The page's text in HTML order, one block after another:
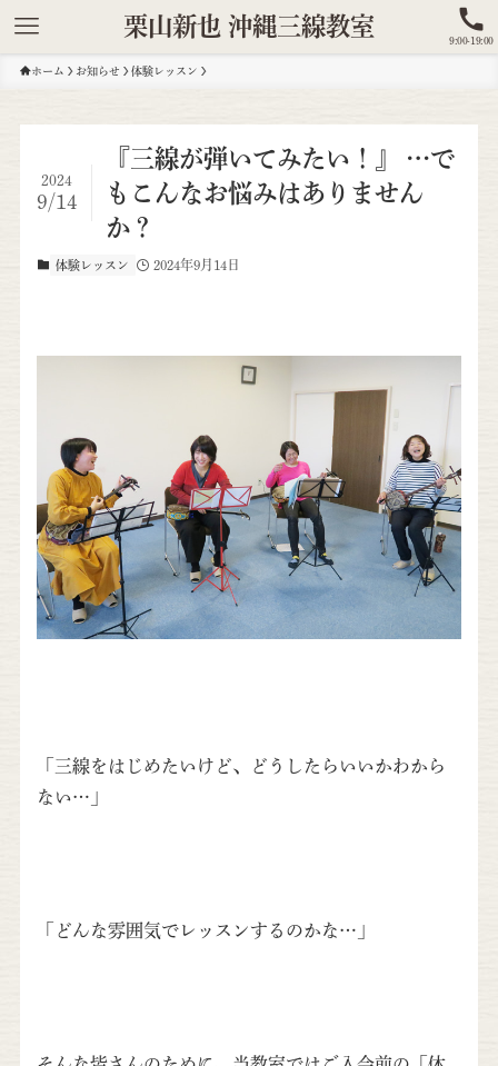
栗山新也 沖縄三線教室
9:00-19:00
ホーム お知らせ 体験レッスン
『三線が弾いてみたい！』 …で
もこんなお悩みはありません
か？
2024
9/14
体験レッスン 2024年9月14日
「三線をはじめたいけど、どうしたらいいかわから
ない…」
「どんな雰囲気でレッスンするのかな…」